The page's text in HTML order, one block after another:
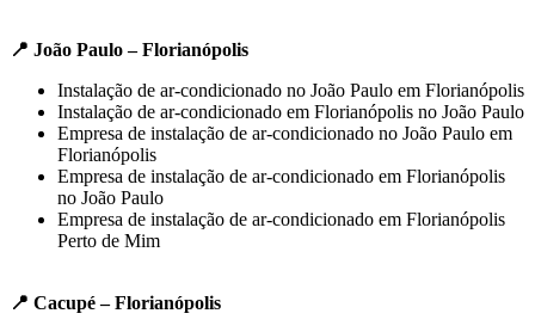
📍 João Paulo – Florianópolis
Instalação de ar-condicionado no João Paulo em Florianópolis
Instalação de ar-condicionado em Florianópolis no João Paulo
Empresa de instalação de ar-condicionado no João Paulo em
Florianópolis
Empresa de instalação de ar-condicionado em Florianópolis
no João Paulo
Empresa de instalação de ar-condicionado em Florianópolis
Perto de Mim
📍 Cacupé – Florianópolis